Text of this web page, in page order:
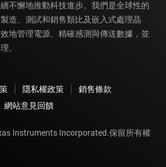
不懈地推動科技進步。我們是全球性的
造、測試和銷售類比及嵌入式處理晶
地管理電源、精確感測與傳送數據，並
。
隱私權政策
銷售條款
網站意見回饋
Instruments Incorporated.保留所有權